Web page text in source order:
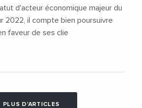
d'acteur économique majeur du
2022, il compte bien poursuivre
faveur de ses clie
PLUS D'ARTICLES